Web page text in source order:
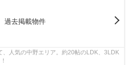
過去掲載物件
、人気の中野エリア。約20帖のLDK、3LDK